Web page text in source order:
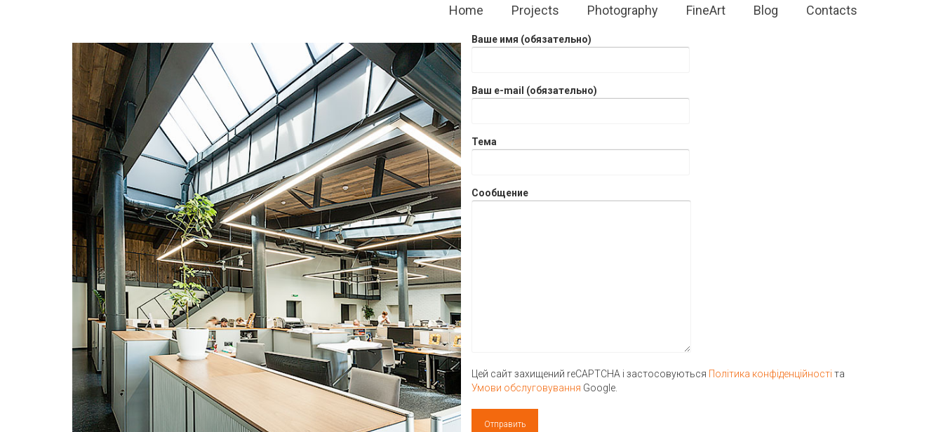
Home Projects Photography FineArt Blog Contacts
Ваше имя (обязательно)
Ваш e-mail (обязательно)
Тема
Сообщение
Цей сайт захищений reCAPTCHA і застосовуються Політика конфіденційності та
Умови обслуговування Google.